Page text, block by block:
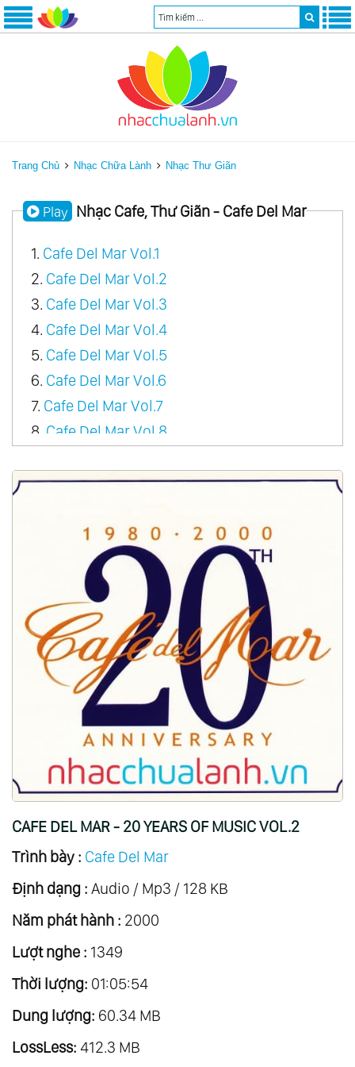
Trang Chủ Nhạc Chữa Lành Nhạc Thư Giãn
Play Nhạc Cafe, Thư Giãn - Cafe Del Mar
1. Cafe Del Mar Vol.1
2. Cafe Del Mar Vol.2
3. Cafe Del Mar Vol.3
4. Cafe Del Mar Vol.4
5. Cafe Del Mar Vol.5
6. Cafe Del Mar Vol.6
7. Cafe Del Mar Vol.7
8. Cafe Del Mar Vol.8
10.Cafe Del Mar Vol.10
Cafe Del Mar Vol.12
Cafe Del Mar Vol.13
Cafe Del Mar Vol.14
15.Cafe Del Mar Vol.15
16.Cafe Del Mar Vol.16
17.Cafe Del Mar Vol.17
18.Cafe Del Mar Vol.18
Cafe Del Mar Vol.19
Cafe Del Mar Vol.20
21.Cafe Del Mar Vol.21
22.Cafe Del Mar Vol.22
24.Cafe Del Mar Vol.24
25.Cafe Del Mar Vol.25
26.Cafe Del Mar Vol.26
27.Cafe Del Mar Vol.27
29. Cafe Del Mar Vol.29
30.Cafe Del Mar Vol.30
31. Cafe Del Mar Vol.31
32.Cafe Del Mar Vol.32
CAFE DEL MAR - 20 YEARS OF MUSIC VOL.2
Trình bày : Cafe Del Mar
Định dạng : Audio / Mp3 / 128 KB
Năm phát hành : 2000
Lượt nghe : 1349
Thời lượng: 01:05:54
Dung lượng: 60.34 MB
LossLess: 412.3 MB